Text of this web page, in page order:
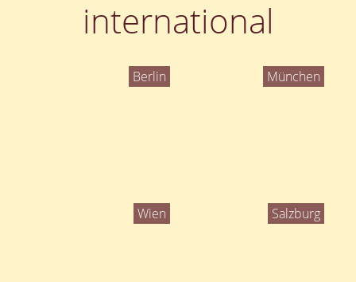
international
Berlin München
Wien Salzburg